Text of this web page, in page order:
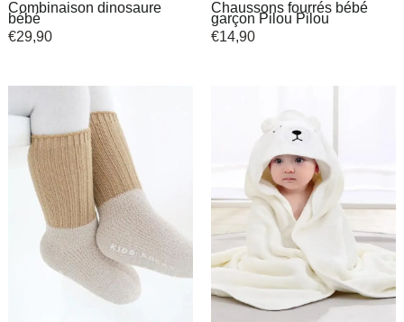
Combinaison dinosaure
bébé
€29,90
Chaussons fourrés bébé
garçon Pilou Pilou
€14,90